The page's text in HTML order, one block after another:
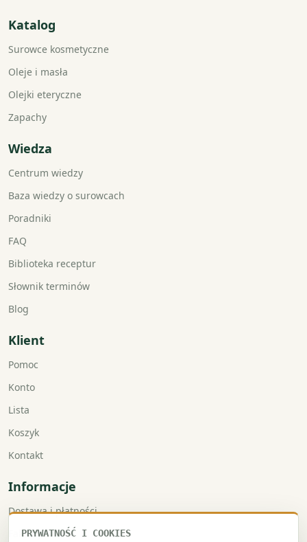
Katalog
Surowce kosmetyczne
Oleje i masła
Olejki eteryczne
Zapachy
Wiedza
Centrum wiedzy
Baza wiedzy o surowcach
Poradniki
FAQ
Biblioteka receptur
Słownik terminów
Blog
Klient
Pomoc
Konto
Lista
Koszyk
Kontakt
Informacje
Dostawa i płatności
Faktury VAT
PRYWATNOŚĆ I COOKIES